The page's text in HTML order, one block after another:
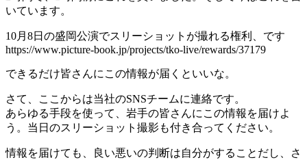
いています。
10月8日の盛岡公演でスリーショットが撮れる権利、です
https://www.picture-book.jp/projects/tko-live/rewards/37179
できるだけ皆さんにこの情報が届くといいな。
さて、ここからは当社のSNSチームに連絡です。
あらゆる手段を使って、岩手の皆さんにこの情報を届けよ
う。当日のスリーショット撮影も付き合ってください。
情報を届けても、良い悪いの判断は自分がすることだし、さ